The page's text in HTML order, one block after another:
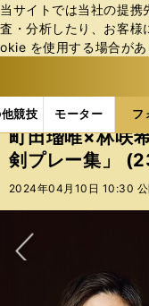
当サイトでは当社の提携
査・分析したり、お客様
okie を使⽤する場合が
競技 モーター フ
b
ス
ポ
ル
バ
フォトギャラリー
町田瑠唯×林咲
剣プレー集」
2024年04月10日 10:30 公